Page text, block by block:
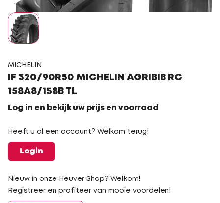
MICHELIN
IF 320/90R50 MICHELIN AGRIBIB RC
158A8/158B TL
Log in en bekijk uw prijs en voorraad
Heeft u al een account? Welkom terug!
Login
Nieuw in onze Heuver Shop? Welkom!
Registreer en profiteer van mooie voordelen!